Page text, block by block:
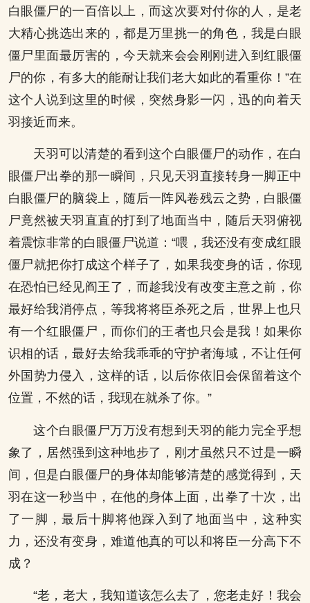
白眼僵尸的一百倍以上，而这次要对付你的人，是老
大精心挑选出来的，都是万里挑一的角色，我是白眼
僵尸里面最厉害的，今天就来会会刚刚进入到红眼僵
尸的你，有多大的能耐让我们老大如此的看重你！”在
这个人说到这里的时候，突然身影一闪，迅的向着天
羽接近而来。
天羽可以清楚的看到这个白眼僵尸的动作，在白
眼僵尸出拳的那一瞬间，只见天羽直接转身一脚正中
白眼僵尸的脑袋上，随后一阵风卷残云之势，白眼僵
尸竟然被天羽直直的打到了地面当中，随后天羽俯视
着震惊非常的白眼僵尸说道：“喂，我还没有变成红眼
僵尸就把你打成这个样子了，如果我变身的话，你现
在恐怕已经见阎王了，而趁我没有改变主意之前，你
最好给我消停点，等我将将臣杀死之后，世界上也只
有一个红眼僵尸，而你们的王者也只会是我！如果你
识相的话，最好去给我乖乖的守护者海域，不让任何
外国势力侵入，这样的话，以后你依旧会保留着这个
位置，不然的话，我现在就杀了你。”
这个白眼僵尸万万没有想到天羽的能力完全乎想
象了，居然强到这种地步了，刚才虽然只不过是一瞬
间，但是白眼僵尸的身体却能够清楚的感觉得到，天
羽在这一秒当中，在他的身体上面，出拳了十次，出
了一脚，最后十脚将他踩入到了地面当中，这种实
力，还没有变身，难道他真的可以和将臣一分高下不
成？
“老，老大，我知道该怎么去了，您老走好！我会